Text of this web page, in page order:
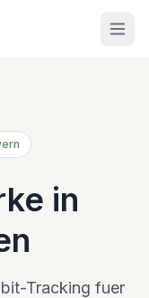
in
Tracking fuer